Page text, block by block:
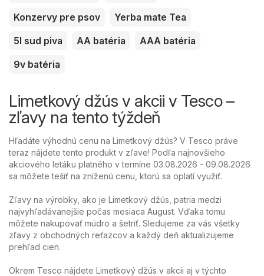
Konzervy pre psov
Yerba mate Tea
5l sud piva
AA batéria
AAA batéria
9v batéria
Limetkový džús v akcii v Tesco –
zľavy na tento týždeň
Hľadáte výhodnú cenu na Limetkový džús? V Tesco práve
teraz nájdete tento produkt v zľave! Podľa najnovšieho
akciového letáku platného v termíne 03.08.2026 - 09.08.2026
sa môžete tešiť na zníženú cenu, ktorú sa oplatí využiť.
Zľavy na výrobky, ako je Limetkový džús, patria medzi
najvyhľadávanejšie počas mesiaca August. Vďaka tomu
môžete nakupovať múdro a šetriť. Sledujeme za vás všetky
zľavy z obchodných reťazcov a každý deň aktualizujeme
prehľad cien.
Okrem Tesco nájdete Limetkový džús v akcii aj v týchto